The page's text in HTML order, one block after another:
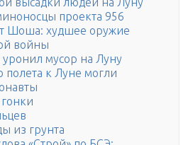
проекта 956
Шоша: худшее оружие
войны
мусор на Луну
полета к Луне могли
из грунта